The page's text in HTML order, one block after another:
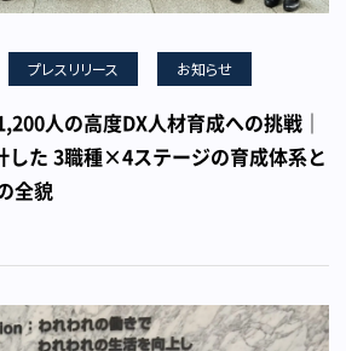
プレスリリース お知らせ
人の高度DX人材育成への挑戦｜
した 3職種×4ステージの育成体系と
全貌